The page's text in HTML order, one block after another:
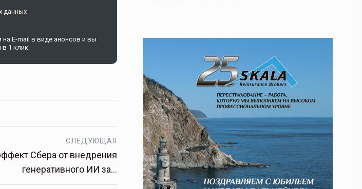
данных
E-mail в виде анонсов и вы
в 1 клик.
СЛЕДУЮЩАЯ
Сбера от внедрения
генеративного ИИ за…